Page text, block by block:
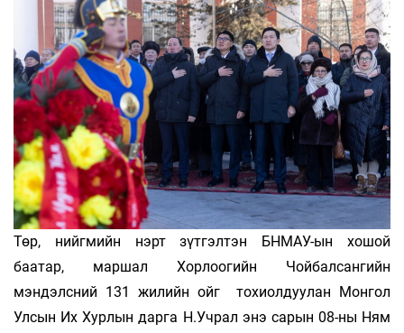
Төр, нийгмийн нэрт зүтгэлтэн БНМАУ-ын хошой
баатар, маршал Хорлоогийн Чойбалсангийн
мэндэлсний 131 жилийн ойг тохиолдуулан Монгол
Улсын Их Хурлын дарга Н.Учрал энэ сарын 08-ны Ням